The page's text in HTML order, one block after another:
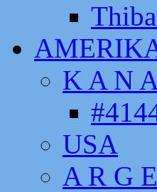
K A N
USA
A R G